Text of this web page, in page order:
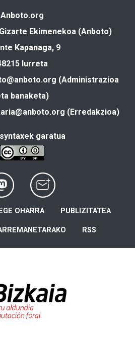
Anboto.org
Ekimenekoa (Anboto)
Kapanaga, 9
Iurreta
(Administrazioa
banaketa)
(Erredakzioa)
garatua
OHARRA PUBLIZITATEA
RSS